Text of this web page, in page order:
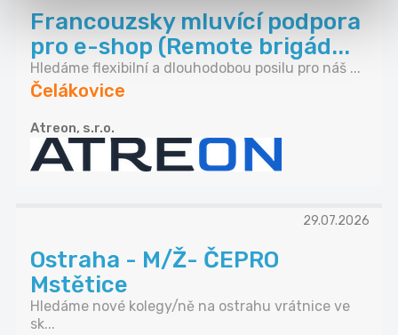
Francouzsky mluvící podpora
pro e-shop (Remote brigád...
Hledáme flexibilní a dlouhodobou posilu pro náš ...
Čelákovice
Atreon, s.r.o.
29.07.2026
Ostraha - M/Ž- ČEPRO
Mstětice
Hledáme nové kolegy/ně na ostrahu vrátnice ve
sk...